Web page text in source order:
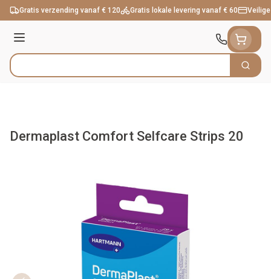
Ga naar de inhoud
Gratis verzending vanaf € 120 Gratis lokale levering vanaf € 60
Menu
Product, merk, categorie... Zoek
Dermaplast Comfort Selfcare Strips 20